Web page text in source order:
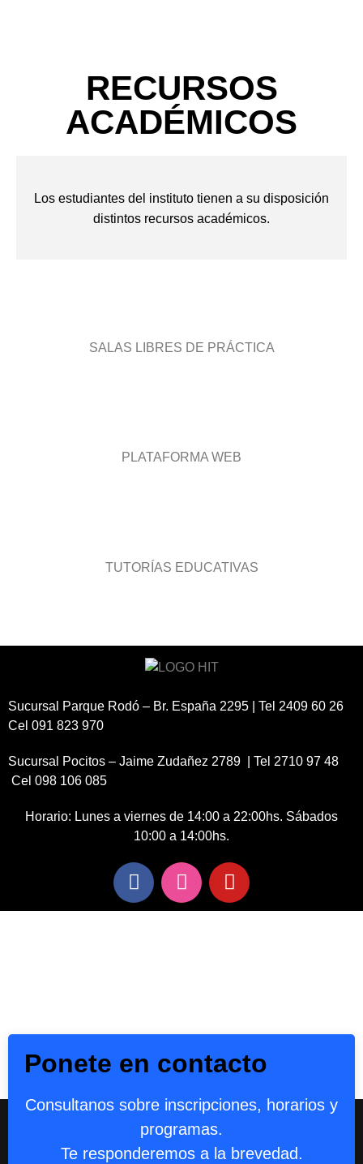
RECURSOS
ACADÉMICOS
Los estudiantes del instituto tienen a su disposición
distintos recursos académicos.
SALAS LIBRES DE PRÁCTICA
PLATAFORMA WEB
TUTORÍAS EDUCATIVAS
Sucursal Parque Rodó – Br. España 2295 | Tel 2409 60 26
Cel 091 823 970
Sucursal Pocitos – Jaime Zudañez 2789 | Tel 2710 97 48
Cel 098 106 085
Horario: Lunes a viernes de 14:00 a 22:00hs. Sábados
10:00 a 14:00hs.
Ponete en contacto
Consultanos sobre inscripciones, horarios y
programas.
Te responderemos a la brevedad.